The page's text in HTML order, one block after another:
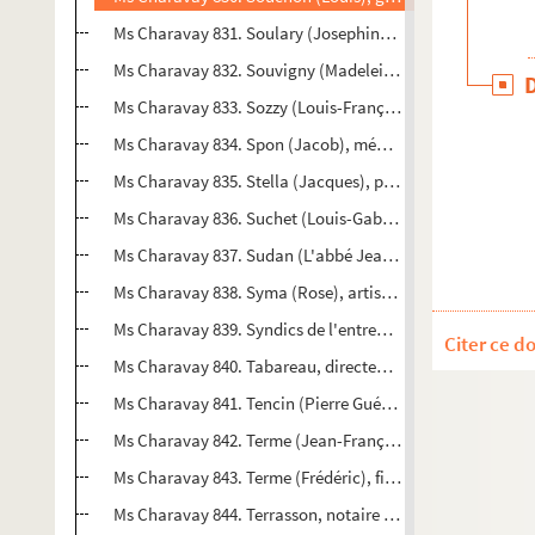
Ms Charavay 831. Soulary (Josephin), poète, inspecteur
Ms Charavay 832. Souvigny (Madeleine-Élisabeth de),
Ms Charavay 833. Sozzy (Louis-François de), avocat,
Ms Charavay 834. Spon (Jacob), médecin, épigraphiste
Ms Charavay 835. Stella (Jacques), peintre (1596-1657).
Ms Charavay 836. Suchet (Louis-Gabriel), général de
Ms Charavay 837. Sudan (L'abbé Jean-Nicolas),
Ms Charavay 838. Syma (Rose), artiste dramatique
Ms Charavay 839. Syndics de l'entreprise Perrache
Ms Charavay 840. Tabareau, directeur des postes à Lyon
Ms Charavay 841. Tencin (Pierre Guérin de), cardinal,
Ms Charavay 842. Terme (Jean-François), médecin, maire
Ms Charavay 843. Terme (Frédéric), fils de Jean-François
Ms Charavay 844. Terrasson, notaire à Lyon
Citer ce